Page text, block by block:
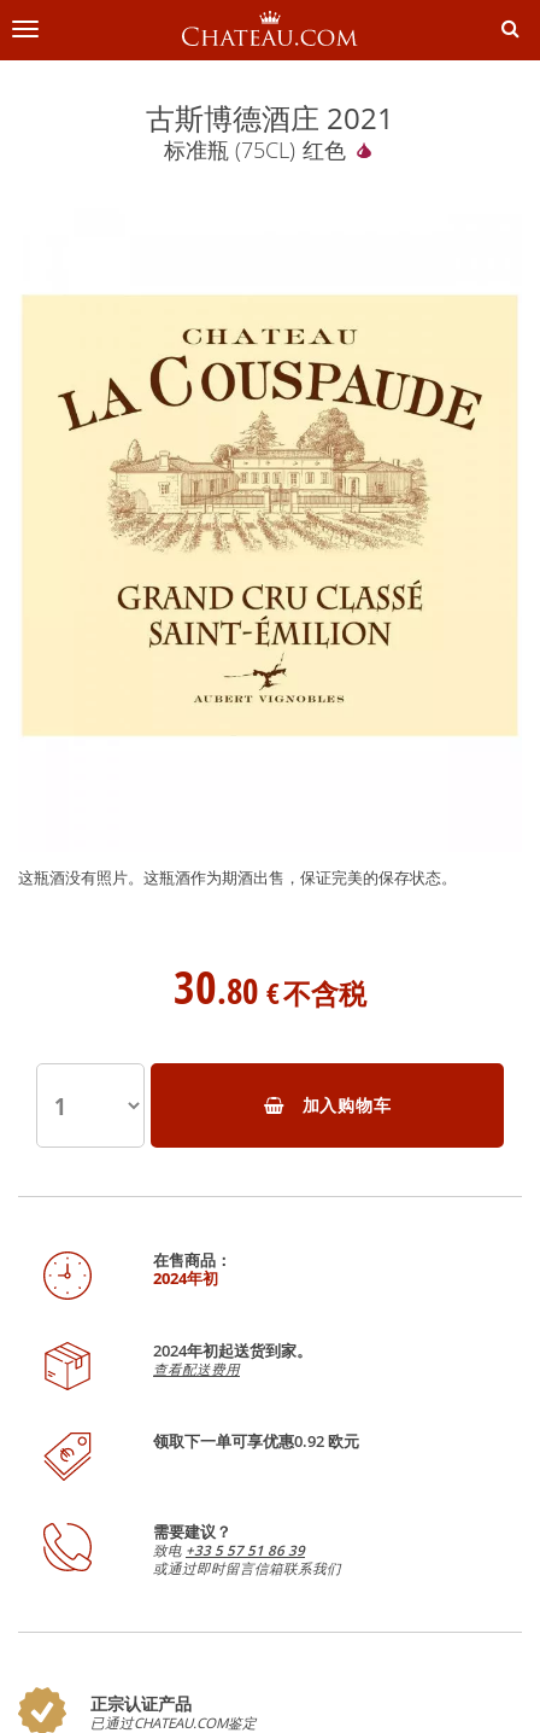
切
导
古斯博德酒庄 2021
标准瓶 (75CL) 红色
这瓶酒没有照片。这瓶酒作为期酒出售，保证完美的保存状态。
在售商品：
2024年初
2024年初起送货到家。
查看配送费用
领取下一单可享优惠0.92 欧元
需要建议？
致电 +33 5 57 51 86 39
或通过即时留言信箱联系我们
30.80 €不含税
加入购物车
正宗认证产品
已通过CHATEAU.COM鉴定